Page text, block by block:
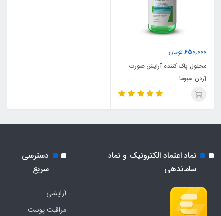
650,000 تومان
محلول پاک کننده آرایش صورت
آردن سبوما
نماد اعتماد الکترونیک و نماد
ساماندهی
دسترسی
سریع
آرایشی
مراقبت پوست